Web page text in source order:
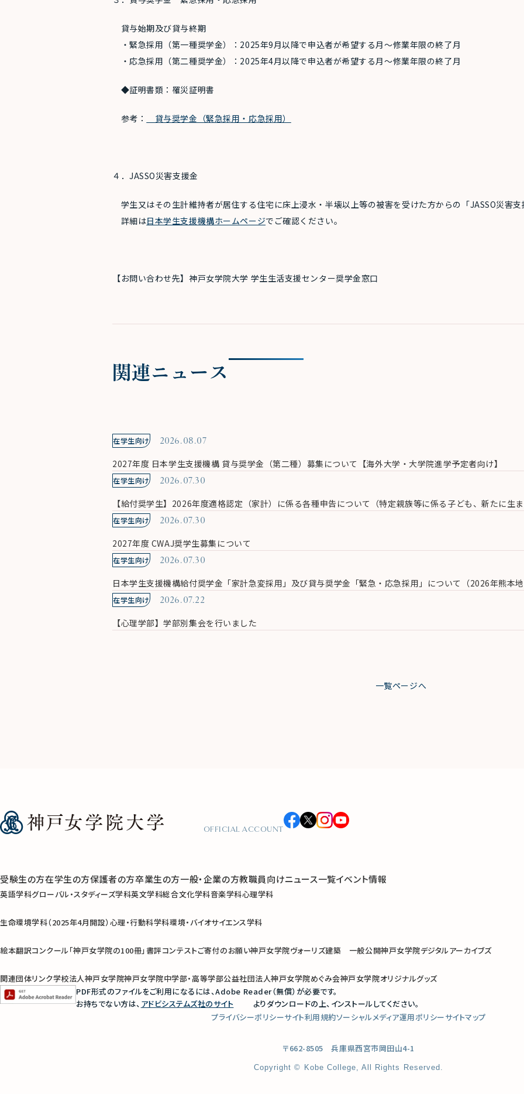
貸与始期及び貸与終期
・緊急採用（第一種奨学金）：2025年9月以降で申込者が希望する月～修業年限の終了月
・応急採用（第二種奨学金）：2025年4月以降で申込者が希望する月～修業年限の終了月
◆証明書類：罹災証明書
参考： 貸与奨学金（緊急採用・応急採用）
４．JASSO災害支援金
学生又はその生計維持者が居住する住宅に床上浸水・半壊以上等の被害を受けた方からの「JASSO災害支
詳細は日本学生支援機構ホームページでご確認ください。
【お問い合わせ先】神戸女学院大学 学生生活支援センター奨学金窓口
関連ニュース
在学生向け 2026.08.07
2027年度 日本学生支援機構 貸与奨学金（第二種）募集について【海外大学・大学院進学予定者向け】
在学生向け 2026.07.30
【給付奨学生】2026年度適格認定（家計）に係る各種申告について（特定親族等に係る子ども、新たに生
在学生向け 2026.07.30
2027年度 CWAJ奨学生募集について
在学生向け 2026.07.30
日本学生支援機構給付奨学金「家計急変採用」及び貸与奨学金「緊急・応急採用」について（2026年熊本地
在学生向け 2026.07.22
【心理学部】学部別集会を行いました
一覧ページへ
OFFICIAL ACCOUNT
受験生の方在学生の方保護者の方卒業生の方一般・企業の方教職員向けニュース一覧イベント情報
英語学科グローバル・スタディーズ学科英文学科総合文化学科音楽学科心理学科
生命環境学科（2025年4月開設） 心理・行動科学科環境・バイオサイエンス学科
絵本翻訳コンクール「神戸女学院の100冊」書評コンテストご寄付のお願い神戸女学院ヴォーリズ建築 一般公開神戸女学院デジタルアーカイブズ
関連団体リンク学校法人神戸女学院神戸女学院中学部・高等学部公益社団法人神戸女学院めぐみ会神戸女学院オリジナルグッズ
PDF形式のファイルをご利用になるには、Adobe Reader（無償）が必要です。
お持ちでない方は、 アドビシステムズ社のサイト
よりダウンロードの上、インストールしてください。
プライバシーポリシーサイト利用規約ソーシャルメディア運用ポリシーサイトマップ
〒662-8505 兵庫県西宮市岡田山4-1
Copyright © Kobe College, All Rights Reserved.